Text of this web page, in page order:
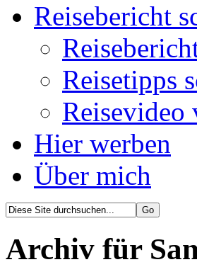
Reisebericht
Reisetipps
Hier werben
Über mich
Archiv für